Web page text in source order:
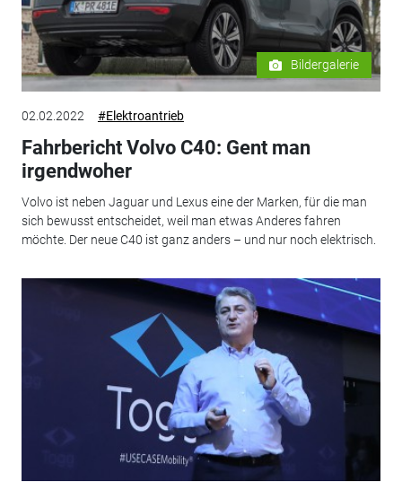
Bildergalerie
02.02.2022 #Elektroantrieb
Fahrbericht Volvo C40: Gent man
irgendwoher
Volvo ist neben Jaguar und Lexus eine der Marken, für die man
sich bewusst entscheidet, weil man etwas Anderes fahren
möchte. Der neue C40 ist ganz anders – und nur noch elektrisch.